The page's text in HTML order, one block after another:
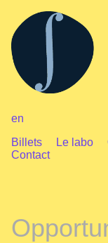
en
Billets
Le labo
Contact